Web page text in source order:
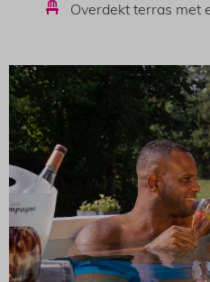
Overdekt terras met